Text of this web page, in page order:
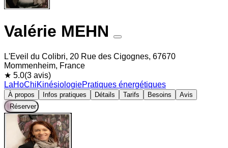
Valérie MEHN
L'Eveil du Colibri, 20 Rue des Cigognes, 67670
Mommenheim, France
★ 5.0(3 avis)
LaHoChiKinésiologiePratiques énergétiques
À propos Infos pratiques Détails Tarifs Besoins
Avis
Réserver